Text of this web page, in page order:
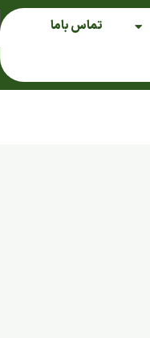
تماس باما